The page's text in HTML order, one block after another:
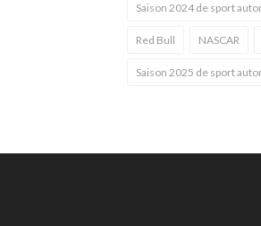
Saison 2024 de sport
Red Bull NASCAR
Saison 2025 de sport